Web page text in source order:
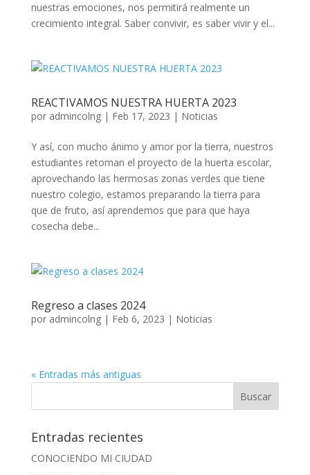
nuestras emociones, nos permitirá realmente un
crecimiento integral. Saber convivir, es saber vivir y el...
REACTIVAMOS NUESTRA HUERTA 2023
por admincolng| Feb 17, 2023 | Noticias
Y así, con mucho ánimo y amor por la tierra, nuestros
estudiantes retoman el proyecto de la huerta escolar,
aprovechando las hermosas zonas verdes que tiene
nuestro colegio, estamos preparando la tierra para
que de fruto, así aprendemos que para que haya
cosecha debe...
Regreso a clases 2024
por admincolng| Feb 6, 2023 | Noticias
« Entradas más antiguas
Entradas recientes
CONOCIENDO MI CIUDAD